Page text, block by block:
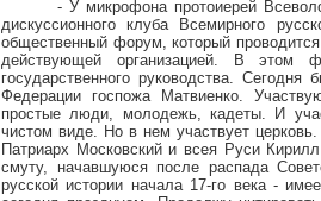
- У микрофона протоиерей
дискуссионного клуба Всемирного
общественный форум, который
действующей организацией. В этом
государственного руководства.
Федерации госпожа Матвиенко.
простые люди, молодежь, кадеты. И
чистом виде. Но в нем участвует
Патриарх Московский и всея Руси
смуту, начавшуюся после распада
русской истории начала 17-го века -